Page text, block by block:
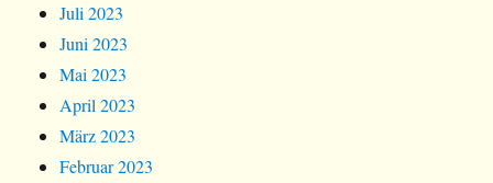
Juli 2023
Juni 2023
Mai 2023
April 2023
März 2023
Februar 2023